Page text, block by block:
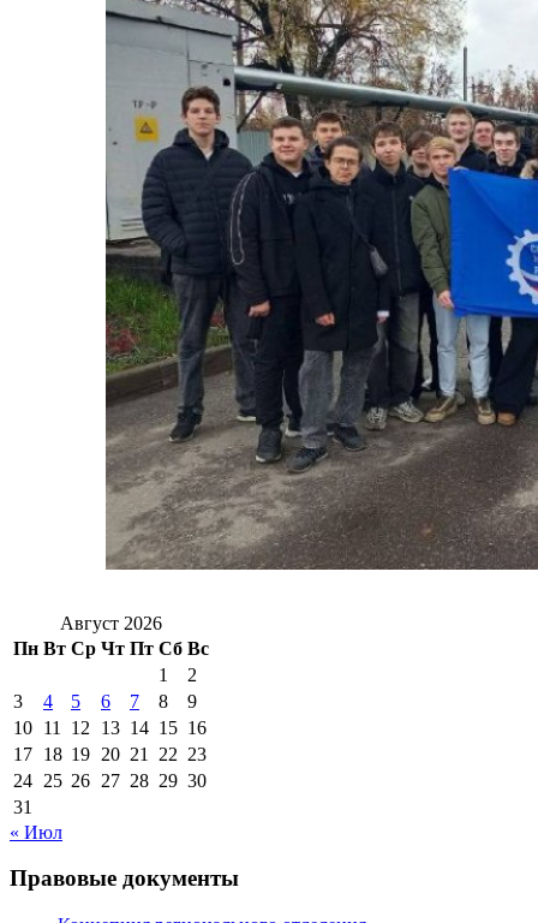
Август 2026
Пн Вт Ср Чт Пт Сб Вс
1
2
3
4 5 6 7 8
9
10 11 12 13 14 15 16
17 18 19 20 21 22 23
24 25 26 27 28 29 30
31
« Июл
Правовые документы